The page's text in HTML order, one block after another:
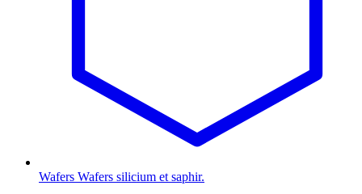
Wafers Wafers silicium et saphir.